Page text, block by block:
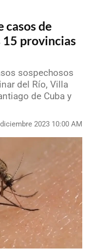
casos de
15 provincias
sospechosos
del Río, Villa
de Cuba y
2023 10:00 AM